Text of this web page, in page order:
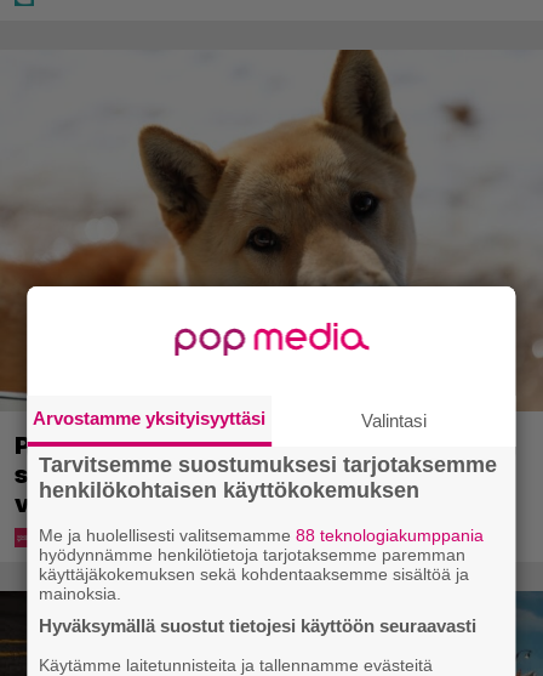
Pohjois-Korea neuvoo kansalaisiaan
selviämään helteistä syömällä
viilentävää koiraa
Arvostamme yksityisyyttäsi Valintasi
Tarvitsemme suostumuksesi tarjotaksemme
henkilökohtaisen käyttökokemuksen
Me ja huolellisesti valitsemamme88 teknologiakumppania
hyödynnämme henkilötietoja tarjotaksemme paremman
käyttäjäkokemuksen sekä kohdentaaksemme sisältöä ja
mainoksia.
Hyväksymällä suostut tietojesi käyttöön seuraavasti
Käytämme laitetunnisteita ja tallennamme evästeitä